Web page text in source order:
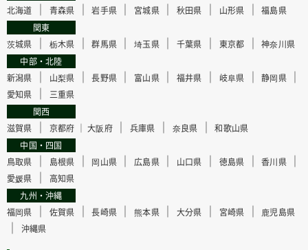
北海道
｜ 青森県 ｜岩手県 ｜ 宮城県｜ 秋田県 ｜ 山形県 ｜福島県
関東
茨城県
｜ 栃木県 ｜群馬県 ｜埼玉県｜ 千葉県 ｜ 東京都 ｜神奈川県
中部・北陸
新潟県
｜ 山梨県 ｜長野県 ｜ 富山県｜ 福井県 ｜ 岐阜県 ｜静岡県｜
愛知県 ｜
三重県
関西
滋賀県
｜ 京都府 ｜大阪府｜ 兵庫県 ｜ 奈良県 ｜和歌山県
中国・四国
鳥取県
｜ 島根県 ｜ 岡山県 ｜広島県｜ 山口県 ｜ 徳島県 ｜香川県｜
愛媛県 ｜
高知県
九州・沖縄
福岡県
｜ 佐賀県 ｜長崎県 ｜熊本県｜ 大分県 ｜ 宮崎県 ｜ 鹿児島県
｜ 沖縄県